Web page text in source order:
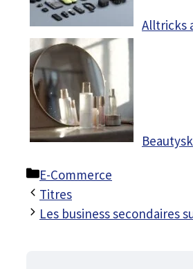
Alltricks
Catégories
E-Commerce
Titres
Les business secondaires